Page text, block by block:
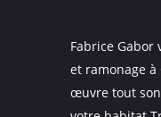
Fabrice
et ramonage à
œuvre tout